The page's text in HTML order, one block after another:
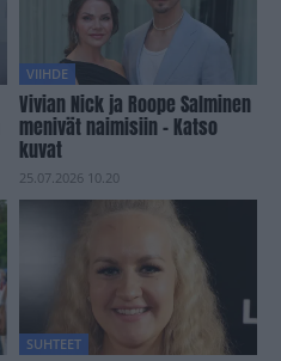
VIIHDE
Vivian Nick ja Roope Salminen
menivät naimisiin – Katso
kuvat
25.07.2026 10.20
SUHTEET